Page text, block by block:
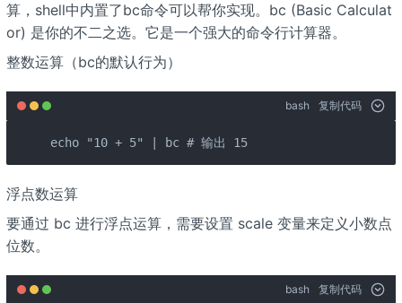
算，shell中内置了bc命令可以帮你实现。bc (Basic Calculat
or) 是你的不二之选。它是一个强大的命令行计算器。
整数运算（bc的默认行为）
bash 复制代码
echo "10 + 5" | bc # 输出 15
浮点数运算
要通过 bc 进行浮点运算，需要设置 scale 变量来定义小数点
位数。
bash 复制代码